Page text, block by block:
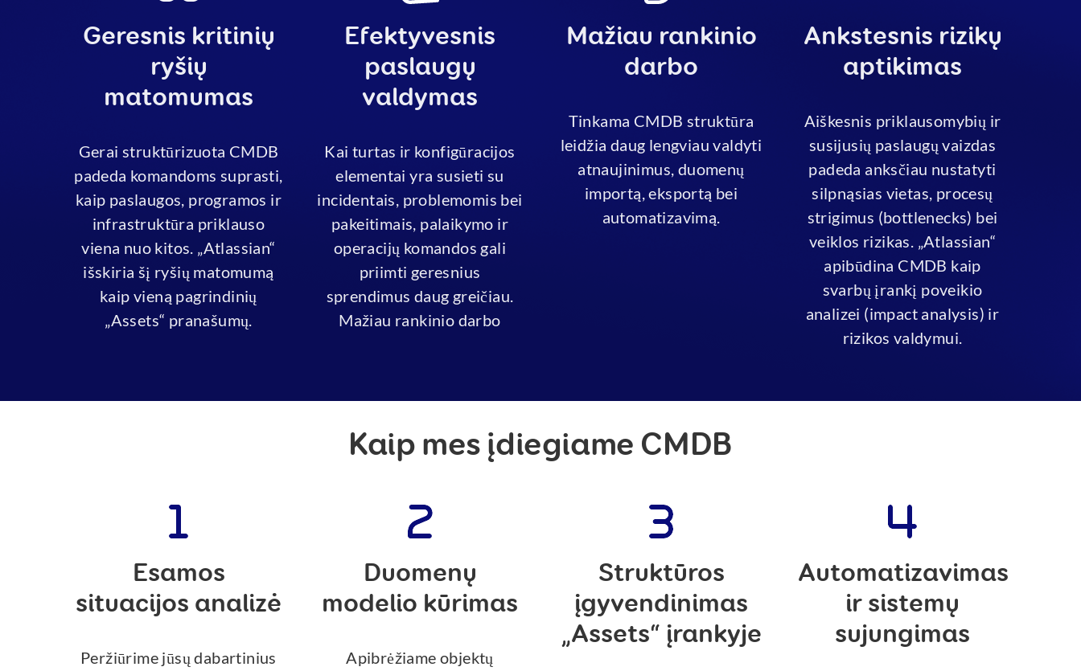
Geresnis kritinių
ryšių
matomumas
Gerai struktūrizuota CMDB
padeda komandoms suprasti,
kaip paslaugos, programos ir
infrastruktūra priklauso
viena nuo kitos. „Atlassian“
išskiria šį ryšių matomumą
kaip vieną pagrindinių
„Assets“ pranašumų.
Efektyvesnis
paslaugų
valdymas
Kai turtas ir konfigūracijos
elementai yra susieti su
incidentais, problemomis bei
pakeitimais, palaikymo ir
operacijų komandos gali
priimti geresnius
sprendimus daug greičiau.
Mažiau rankinio darbo
Mažiau rankinio
darbo
Tinkama CMDB struktūra
leidžia daug lengviau valdyti
atnaujinimus, duomenų
importą, eksportą bei
automatizavimą.
Ankstesnis rizikų
aptikimas
Aiškesnis priklausomybių ir
susijusių paslaugų vaizdas
padeda anksčiau nustatyti
silpnąsias vietas, procesų
strigimus (bottlenecks) bei
veiklos rizikas. „Atlassian“
apibūdina CMDB kaip
svarbų įrankį poveikio
analizei (impact analysis) ir
rizikos valdymui.
Kaip mes įdiegiame CMDB
Esamos
situacijos analizė
Peržiūrime jūsų dabartinius
Duomenų
modelio kūrimas
Apibrėžiame objektų
Struktūros
įgyvendinimas
„Assets“ įrankyje
Automatizavimas
ir sistemų
sujungimas